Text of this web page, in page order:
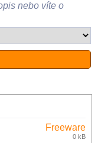
nebo víte o
Freeware
0 kB